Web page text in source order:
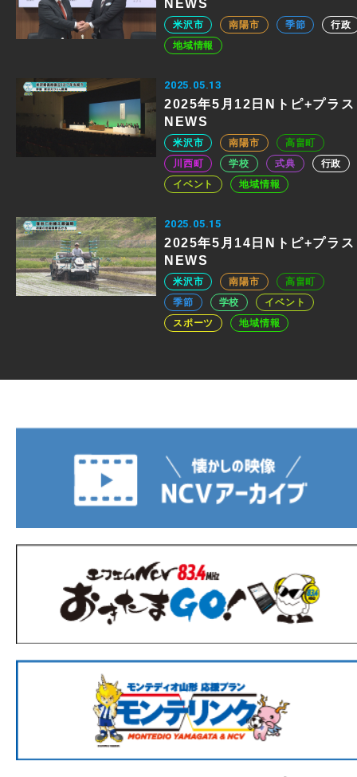
NEWS
米沢市 南陽市 季節
行政
地域情報
2025.05.13
2025年5月12日Nトピ+プラス
NEWS
米沢市 南陽市
高畠町
川西町
学校 式典
行政
イベント
地域情報
2025.05.15
2025年5月14日Nトピ+プラス
NEWS
米沢市 南陽市
高畠町
季節
学校
イベント
スポーツ
地域情報